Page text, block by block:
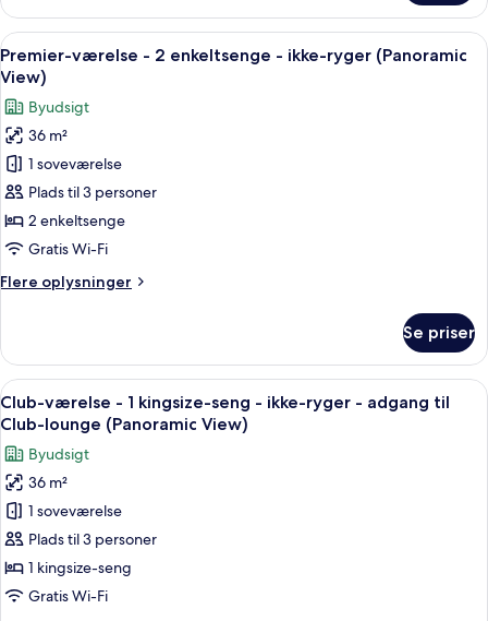
(Panoramic
View)
værelse
1
kingsize-
-
ikke-
ryger
(Panoramic
View)
Indlæs
alle
billeder
af
Premier-
værelse
-
2
enkeltsenge
ikke-
View)
Et moderne hotelværelse med to
8
Premier-værelse - 2 enkeltsenge - ikke-ryger (Panoramic
View)
Byudsigt
36 m²
1 soveværelse
Plads til 3 personer
2 enkeltsenge
Gratis Wi-Fi
Flere oplysninger
Flere
værelse
2
enkeltsenge
ikke-
ryger
(Panoramic
View)
Se priser
Indlæs
alle
billeder
af
Club-
værelse
-
1
kingsize-
Et hotelværelse med en stor seng,
9
Club-værelse - 1 kingsize-seng - ikke-ryger - adgang til
Club-lounge (Panoramic View)
Byudsigt
36 m²
1 soveværelse
Plads til 3 personer
1 kingsize-seng
Gratis Wi-Fi